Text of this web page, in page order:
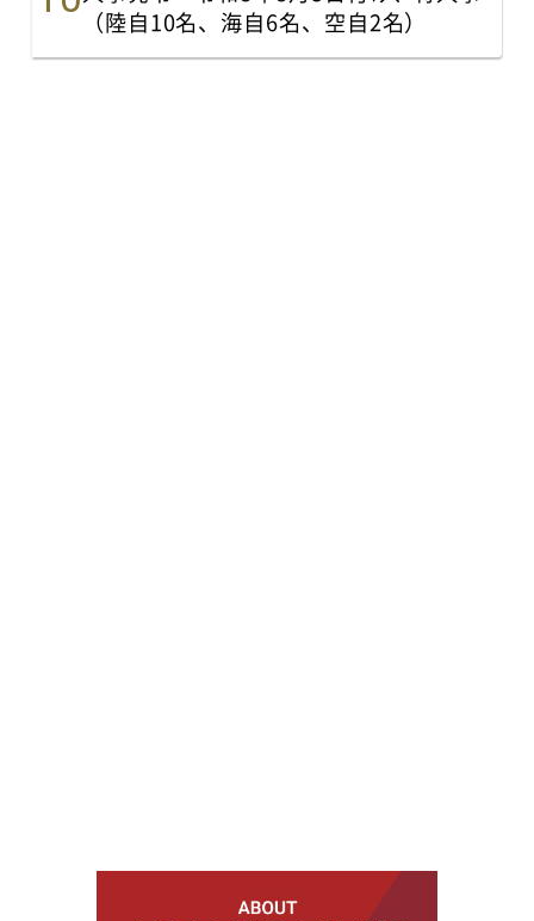
（陸自10名、海自6名、空自2名）